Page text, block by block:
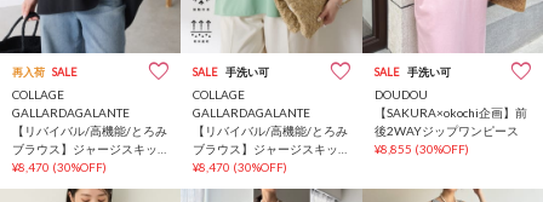
再入荷 SALE
COLLAGE
GALLARDAGALANTE
【リバイバル/高機能/とろみ
ブラウス】ジャージスキッ
パーブラウス
¥8,470 (30%OFF)
SALE 手洗い可
COLLAGE
GALLARDAGALANTE
【リバイバル/高機能/とろみ
ブラウス】ジャージスキッ
パーブラウス
¥8,470 (30%OFF)
SALE 手洗い可
DOUDOU
【SAKURA×okochi企画】前
後2WAYジップワンピース
¥8,855 (30%OFF)